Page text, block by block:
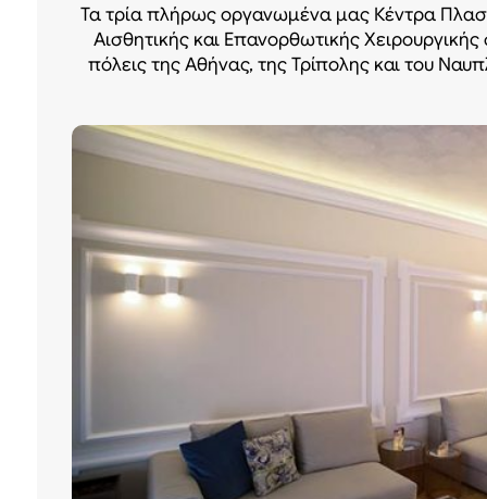
Τα τρία πλήρως οργανωμένα μας Κέντρα
Αισθητικής και Επανορθωτικής Χειρουργικής
πόλεις της Αθήνας, της Τρίπολης και του